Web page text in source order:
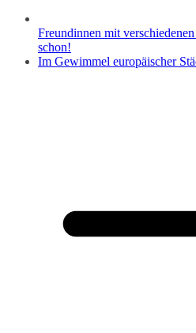
Freundinnen mit
schon!
Im Gewimmel europäischer